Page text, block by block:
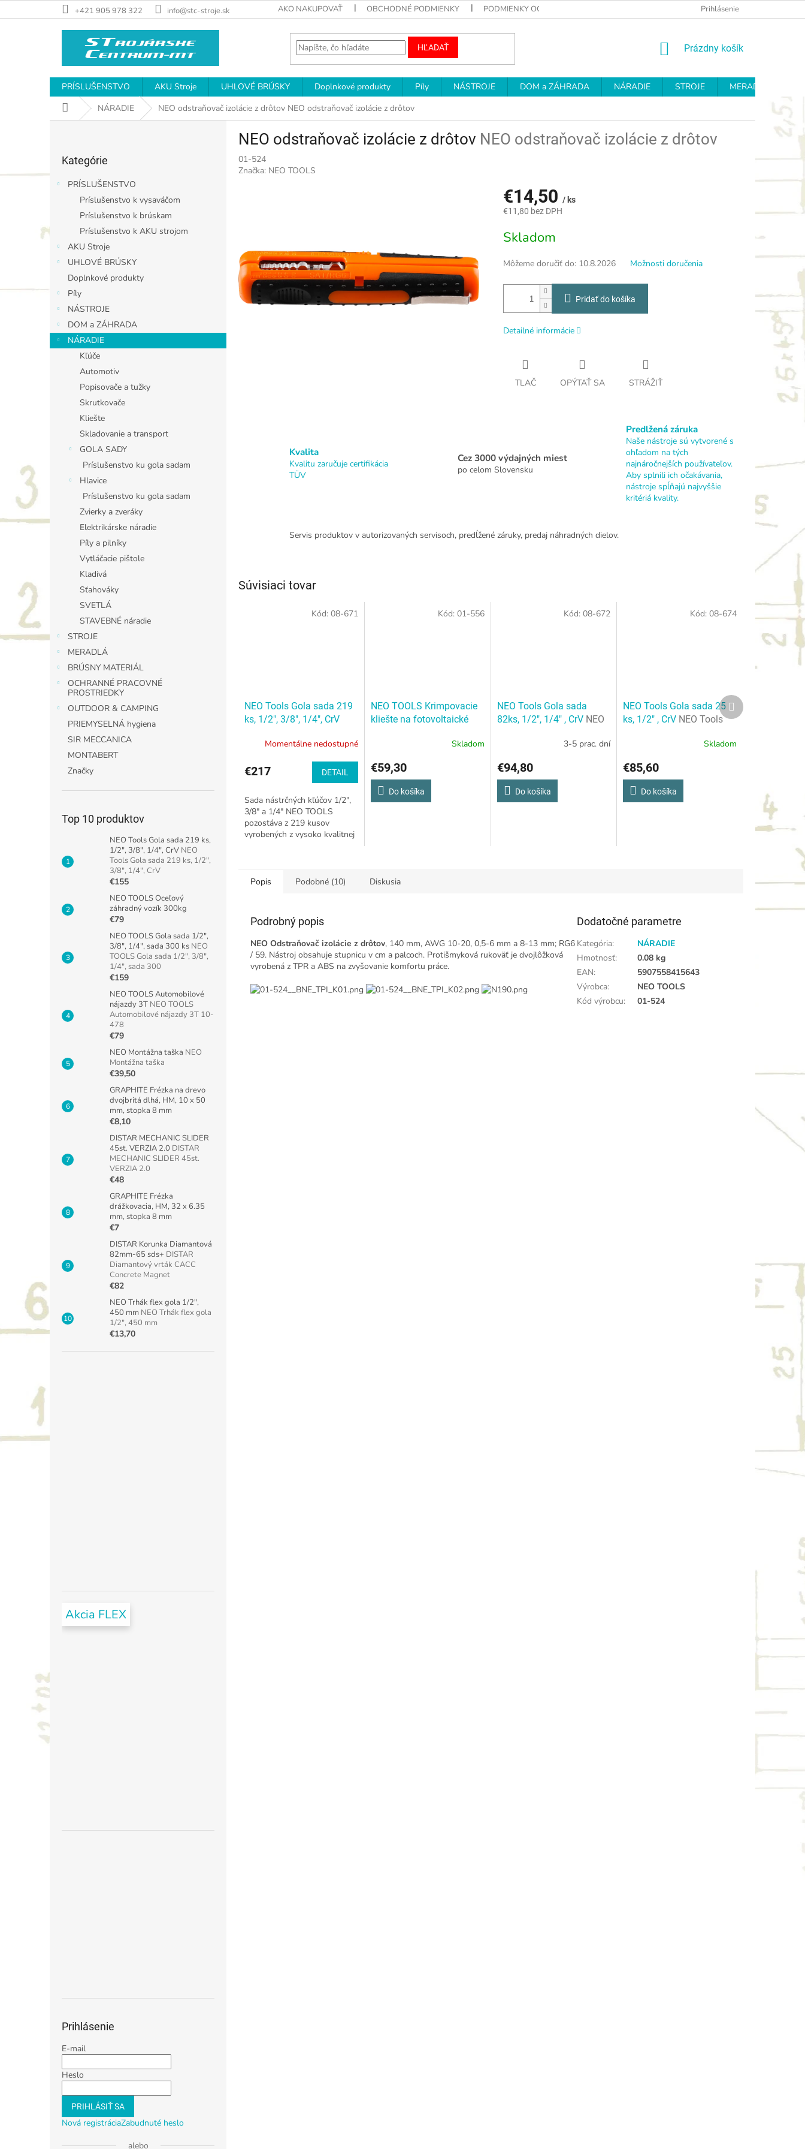
na
+421 905 978 322 info@stc-stroje.sk AKO NAKUPOVAŤ OBCHODNÉ PODMIENKY PODMIENKY OCHRANY OSOBNÝCH ÚDAJOV REKLAMAČNÝ PROTOKOL
Prihlásenie
HĽADAŤ
NÁKUPNÝ
Prázdny košík
PRÍSLUŠENSTVO AKU Stroje UHLOVÉ BRÚSKY Doplnkové produkty Píly NÁSTROJE DOM a ZÁHRADA NÁRADIE STROJE MERADLÁ
DomovNÁRADIE NEO odstraňovač izolácie z drôtov NEO odstraňovač izolácie z drôtov
ý
e
kategórie
Kategórie
PRÍSLUŠENSTVO
Príslušenstvo k vysaváčom
Príslušenstvo k brúskam
Príslušenstvo k AKU strojom
AKU Stroje
UHLOVÉ BRÚSKY
Doplnkové produkty
Píly
NÁSTROJE
DOM a ZÁHRADA
NÁRADIE
Kľúče
Automotiv
Popisovače a tužky
Skrutkovače
Kliešte
Skladovanie a transport
GOLA SADY
Príslušenstvo ku gola sadam
Hlavice
Príslušenstvo ku gola sadam
Zvierky a zveráky
Elektrikárske náradie
Píly a pilníky
Vytláčacie pištole
Kladivá
Sťahováky
SVETLÁ
STAVEBNÉ náradie
STROJE
MERADLÁ
BRÚSNY MATERIÁL
OCHRANNÉ PRACOVNÉ
PROSTRIEDKY
OUTDOOR & CAMPING
PRIEMYSELNÁ hygiena
SIR MECCANICA
MONTABERT
Značky
Top 10 produktov
NEO Tools Gola sada 219 ks,
1/2", 3/8", 1/4", CrV NEO
Tools Gola sada 219 ks, 1/2",
3/8", 1/4", CrV
€155
NEO TOOLS Oceľový
záhradný vozík 300kg
€79
NEO TOOLS Gola sada 1/2",
3/8", 1/4", sada 300 ks NEO
TOOLS Gola sada 1/2", 3/8",
1/4", sada 300
€159
NEO TOOLS Automobilové
nájazdy 3T NEO TOOLS
Automobilové nájazdy 3T 10-
478
€79
NEO Montážna taška NEO
Montážna taška
€39,50
GRAPHITE Frézka na drevo
dvojbritá dlhá, HM, 10 x 50
mm, stopka 8 mm
€8,10
DISTAR MECHANIC SLIDER
45st. VERZIA 2.0 DISTAR
MECHANIC SLIDER 45st.
VERZIA 2.0
€48
GRAPHITE Frézka
drážkovacia, HM, 32 x 6.35
mm, stopka 8 mm
€7
DISTAR Korunka Diamantová
82mm-65 sds+ DISTAR
Diamantový vrták CACC
Concrete Magnet
€82
NEO Trhák flex gola 1/2",
450 mm NEO Trhák flex gola
1/2", 450 mm
€13,70
Akcia FLEX
Prihlásenie
E-mail
Heslo
PRIHLÁSIŤ SA
Nová registráciaZabudnuté heslo
alebo
NEO odstraňovač izolácie z drôtov NEO odstraňovač izolácie z drôtov
01-524
Značka: NEO TOOLS
€14,50 / ks
€11,80 bez DPH
cena:
Skladom
Môžeme doručiť do: 10.8.2026 Možnosti doručenia
Pridať do košíka
Detailné informácie
TLAČ OPÝTAŤ SA STRÁŽIŤ
Kvalita
Kvalitu zaručuje certifikácia
TÜV
Cez 3000 výdajných miest
po celom Slovensku
Predlžená záruka
Naše nástroje sú vytvorené s
ohľadom na tých
najnáročnejších používateľov.
Aby splnili ich očakávania,
nástroje spĺňajú najvyššie
kritériá kvality.
Servis produktov v autorizovaných servisoch, predĺžené záruky, predaj náhradných dielov.
Súvisiaci tovar
NEO Tools Gola sada 219
ks, 1/2", 3/8", 1/4", CrV
ks, 1/2", 3/8", 1/4", CrV
Momentálne nedostupné
€217 DETAIL
Sada nástrčných kľúčov 1/2",
3/8" a 1/4" NEO TOOLS
pozostáva z 219 kusov
vyrobených z vysoko kvalitnej
Kód: 08-671
NEO TOOLS Krimpovacie
kliešte na fotovoltaické
TOOLS Krimpovacie
konektory MC3
Skladom
€59,30
Do košíka
Kód: 01-556
NEO Tools Gola sada
82ks, 1/2", 1/4" , CrV NEO
3-5 prac. dní
€94,80
Do košíka
Kód:08-672
NEO Tools Gola sada 25
ks, 1/2" , CrV NEO Tools
Skladom
€85,60
Do košíka
Kód: 08-674
Ďalší
produkt
Popis Podobné (10) Diskusia
Podrobný popis
NEO Odstraňovač izolácie z drôtov, 140 mm, AWG 10-20, 0,5-6 mm a 8-13 mm; RG6
/ 59. Nástroj obsahuje stupnicu v cm a palcoch. Protišmyková rukoväť je dvojlôžková
vyrobená z TPR a ABS na zvyšovanie komfortu práce.
Dodatočné parametre
Kategória:
NÁRADIE
Hmotnosť:
0.08 kg
EAN:
5907558415643
Výrobca:
NEO TOOLS
Kód výrobcu: 01-524